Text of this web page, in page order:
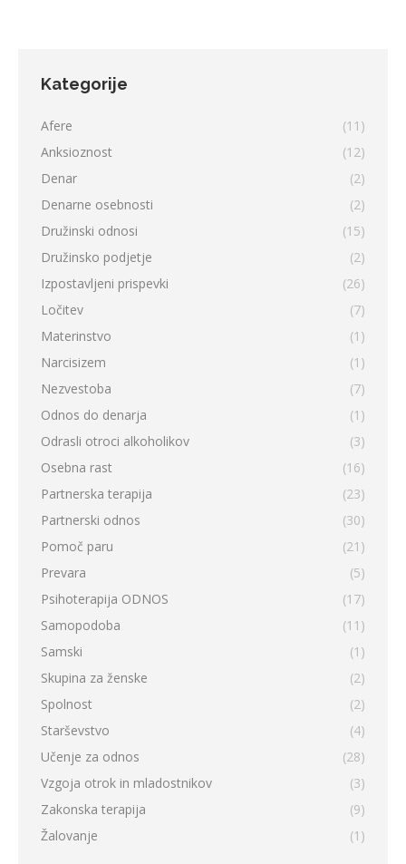
Kategorije
Afere
(11)
Anksioznost
(12)
Denar
(2)
Denarne osebnosti
(2)
Družinski odnosi
(15)
Družinsko podjetje
(2)
Izpostavljeni prispevki
(26)
Ločitev
(7)
Materinstvo
(1)
Narcisizem
(1)
Nezvestoba
(7)
Odnos do denarja
(1)
Odrasli otroci alkoholikov
(3)
Osebna rast
(16)
Partnerska terapija
(23)
Partnerski odnos
(30)
Pomoč paru
(21)
Prevara
(5)
Psihoterapija ODNOS
(17)
Samopodoba
(11)
Samski
(1)
Skupina za ženske
(2)
Spolnost
(2)
Starševstvo
(4)
Učenje za odnos
(28)
Vzgoja otrok in mladostnikov
(3)
Zakonska terapija
(9)
Žalovanje
(1)